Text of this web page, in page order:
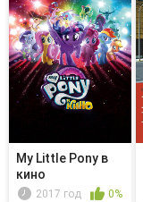
My Little Pony в
кино
2017 год 0%